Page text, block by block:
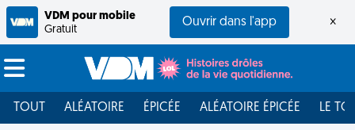
VDM pour mobile
Gratuit
Ouvrir dans l'app ×
TOUT ALÉATOIRE ÉPICÉE ALÉATOIRE ÉPICÉE LE